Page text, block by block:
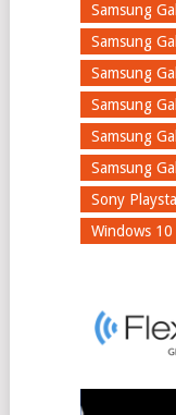
Samsung
Samsung
Samsung
Samsung
Samsung
Samsung
Sony
Windows 10